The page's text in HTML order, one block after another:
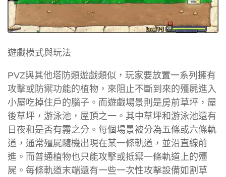
遊戲模式與玩法
PVZ與其他塔防類遊戲類似，玩家要放置一系列擁有
攻擊或防禦功能的植物，來阻止不斷到來的殭屍進入
小屋吃掉住戶的腦子。而遊戲場景則是房前草坪，屋
後草坪，游泳池，屋頂之一。其中草坪和游泳池還有
日夜和是否有霧之分。每個場景被分為五條或六條軌
道，通常殭屍隨機出現在某一條軌道，並沿直線前
進。而普通植物也只能攻擊或抵禦一條軌道上的殭
屍。每條軌道末端還有一些一次性攻擊設備如割草